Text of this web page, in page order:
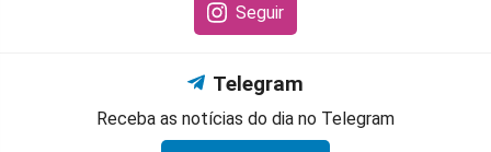
Seguir
Telegram
Receba as notícias do dia no Telegram